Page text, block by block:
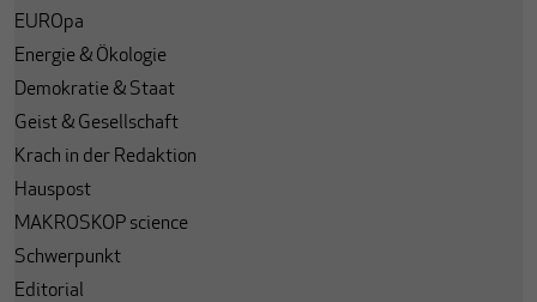
EUROpa
Energie & Ökologie
Demokratie & Staat
Geist & Gesellschaft
Krach in der Redaktion
Hauspost
MAKROSKOP science
Schwerpunkt
Editorial